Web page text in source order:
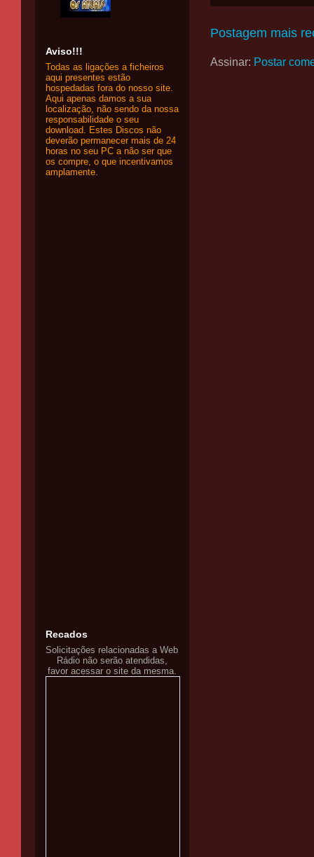
Postagem mais
Assinar: Postar
Aviso!!!
Todas as ligações a ficheiros
aqui presentes estão
hospedadas fora do nosso site.
Aqui apenas damos a sua
localização, não sendo da nossa
responsabilidade o seu
download. Estes Discos não
deverão permanecer mais de 24
horas no seu PC a não ser que
os compre, o que incentivamos
amplamente.
Recados
Solicitações relacionadas a Web
Rádio não serão atendidas,
favor acessar o site da mesma.